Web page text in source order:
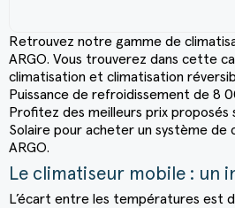
Retrouvez notre gamme de
ARGO. Vous trouverez dans cette
climatisation et climatisation
Puissance de refroidissement de 8
Profitez des meilleurs prix proposés
Solaire pour acheter un système
ARGO.
Le climatiseur mobile : un
L’écart entre les températures est